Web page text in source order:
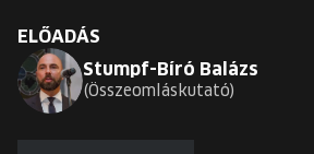
KOSÁR
ELŐADÁS
Stumpf-Bíró Balázs
Összeomláskutató